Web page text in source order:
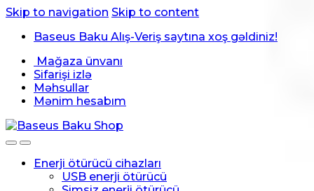
Skip to navigation Skip to content
Baseus Baku Alış-Veriş saytına xoş gəldiniz!
Mağaza ünvanı
Sifarişi izlə
Məhsullar
Mənim hesabım
Enerji ötürücü cihazları
USB enerji ötürücü